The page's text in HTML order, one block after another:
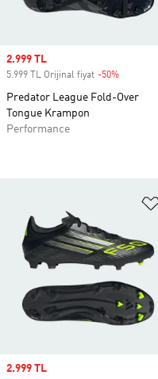
Sale price
2.999 TL
5.999 TL Orijinal fiyat -50%
Predator League Fold-Over
Tongue Krampon
Performance
Sale price
2.999 TL